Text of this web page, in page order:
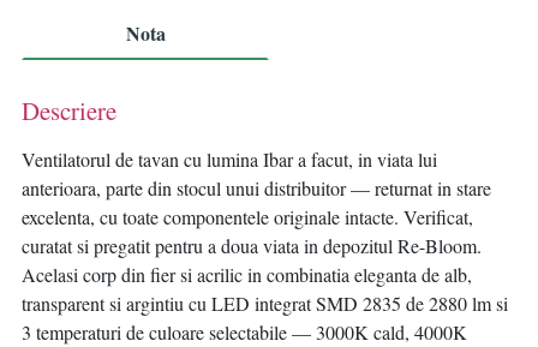
Nota
Descriere
Ventilatorul de tavan cu lumina Ibar a facut, in viata lui
anterioara, parte din stocul unui distribuitor — returnat in stare
excelenta, cu toate componentele originale intacte. Verificat,
curatat si pregatit pentru a doua viata in depozitul Re-Bloom.
Acelasi corp din fier si acrilic in combinatia eleganta de alb,
transparent si argintiu cu LED integrat SMD 2835 de 2880 lm si
3 temperaturi de culoare selectabile — 3000K cald, 4000K